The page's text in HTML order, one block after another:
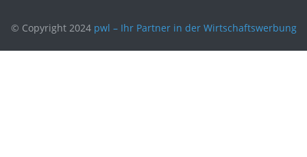
© Copyright 2024 pwl – Ihr Partner in der Wirtschaftswerbung